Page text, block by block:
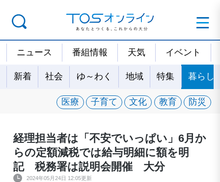
ニュース 番組情報 天気 イベント
新着 社会 ゆ～わく 地域 特集 暮らし
医療 子育て 文化 教育 防災
経理担当者は「不安でいっぱい」6月か
らの定額減税では給与明細に額を明
記 税務署は説明会開催 大分
2024年05月24日 12:05更新